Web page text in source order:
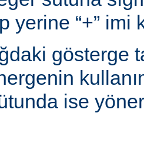
yerine “+”
gösterge
ise